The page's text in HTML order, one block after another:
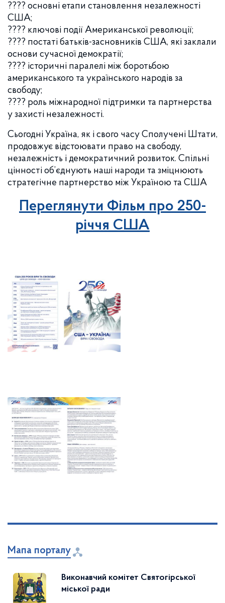
???? основні етапи становлення незалежності
США;
???? ключові події Американської революції;
???? постаті батьків-засновників США, які заклали
основи сучасної демократії;
???? історичні паралелі між боротьбою
американського та українського народів за
свободу;
???? роль міжнародної підтримки та партнерства
у захисті незалежності.
Сьогодні Україна, як і свого часу Сполучені Штати,
продовжує відстоювати право на свободу,
незалежність і демократичний розвиток. Спільні
цінності об’єднують наші народи та зміцнюють
стратегічне партнерство між Україною та США
Переглянути Фільм про 250-
річчя США
Мапа порталу
Виконавчий комітет Святогірської
міської ради